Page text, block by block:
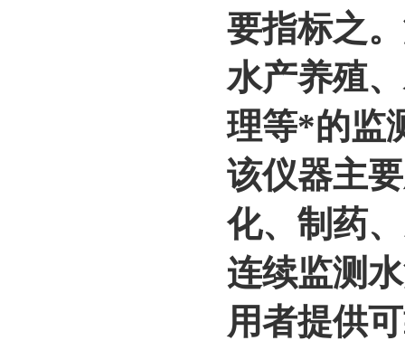
要指标之
水产养殖
理等*的监
该仪器主
化、制药
连续监测
用者提供